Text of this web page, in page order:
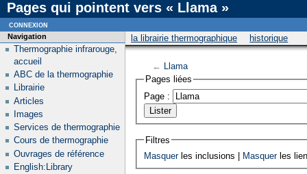
Pages qui pointent vers « Llama »
la librairie thermographique historique
← Llama
Pages liées
Page :
Filtres
Masquerles inclusions | Masquerles
Navigation
Thermographie infrarouge,
accueil
ABC de la thermographie
Librairie
Articles
Images
Services de thermographie
Cours de thermographie
Ouvrages de référence
English:Library
connexion